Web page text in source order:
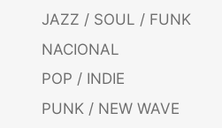
JAZZ / SOUL / FUNK
NACIONAL
POP / INDIE
PUNK / NEW WAVE